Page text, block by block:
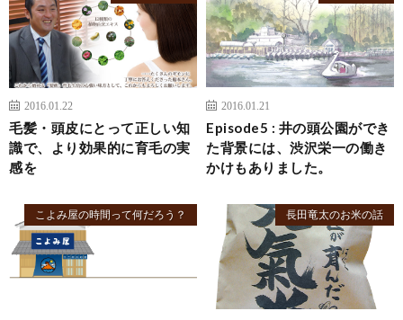
2016.01.22
毛髪・頭皮にとって正しい知
識で、より効果的に育毛の実
感を
2016.01.21
Episode5 : 井の頭公園ができ
た背景には、渋沢栄一の働き
かけもありました。
こよみ屋の時間って何だろう？ 長田竜太のお米の話